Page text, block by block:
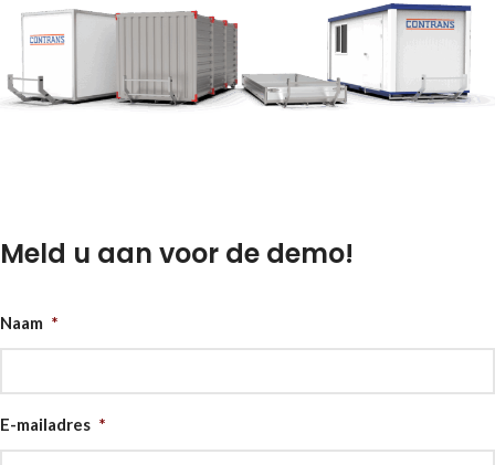
Meld u aan voor de demo!
Naam *
E-mailadres *